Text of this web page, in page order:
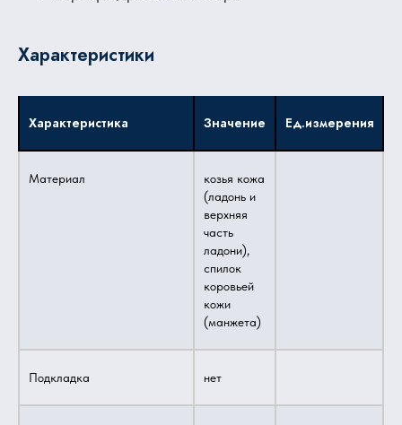
Характеристики
Характеристика Значение Ед.измерения
Материал
козья кожа
(ладонь и
верхняя
часть
ладони),
спилок
коровьей
кожи
(манжета)
Подкладка нет